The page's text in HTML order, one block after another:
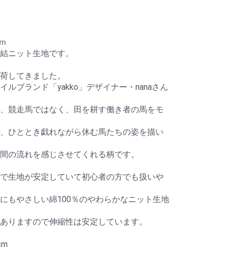
ニット生地です。
してきました。
ルブランド「yakko」デザイナー・nanaさん
競走馬ではなく、田を耕す働き者の馬をモ
ひととき戯れながら休む馬たちの姿を描い
の流れを感じさせてくれる柄です。
生地が安定していて初心者の方でも扱いや
もやさしい綿100％のやわらかなニット生地
りますので伸縮性は安定しています。